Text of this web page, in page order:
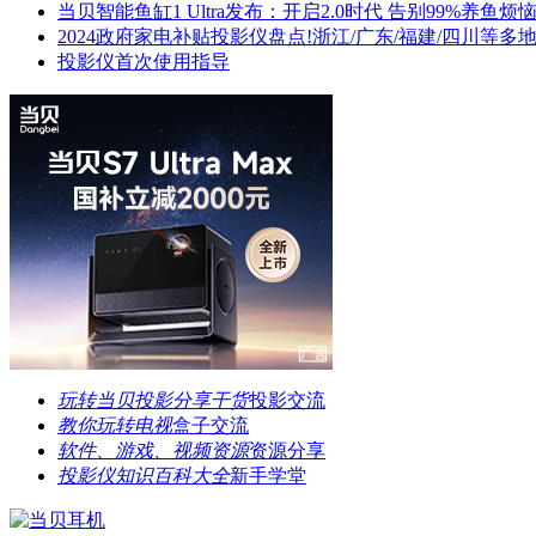
当贝智能鱼缸1 Ultra发布：开启2.0时代 告别99%养鱼烦恼
2024政府家电补贴投影仪盘点!浙江/广东/福建/四川等多
投影仪首次使用指导
玩转当贝投影分享干货投影交流
教你玩转电视盒子交流
软件、游戏、视频资源资源分享
投影仪知识百科大全新手学堂